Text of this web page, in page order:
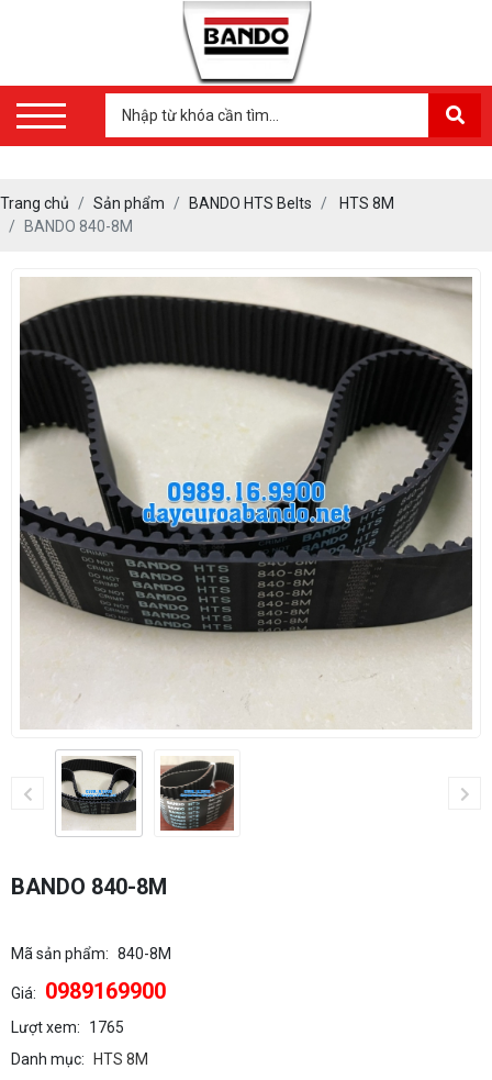
Trang chủ Sản phẩm BANDO HTS Belts
HTS 8M
BANDO 840-8M
BANDO 840-8M
Mã sản phẩm: 840-8M
Giá: 0989169900
Lượt xem:
1765
Danh mục:
HTS 8M